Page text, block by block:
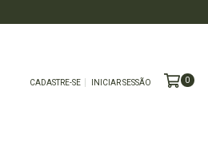
CADASTRE-SE INICIAR SESSÃO 0